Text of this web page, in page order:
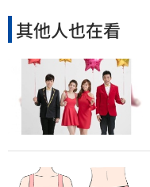
其他人也在看